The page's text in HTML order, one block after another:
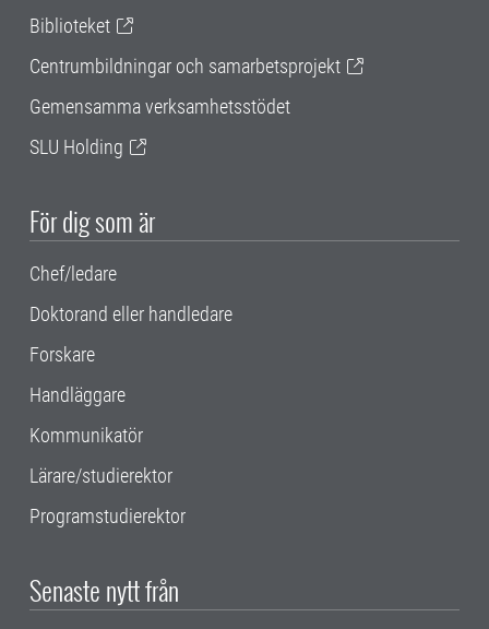
Biblioteket
Centrumbildningar och samarbetsprojekt
Gemensamma verksamhetsstödet
SLU Holding
För dig som är
Chef/ledare
Doktorand eller handledare
Forskare
Handläggare
Kommunikatör
Lärare/studierektor
Programstudierektor
Senaste nytt från